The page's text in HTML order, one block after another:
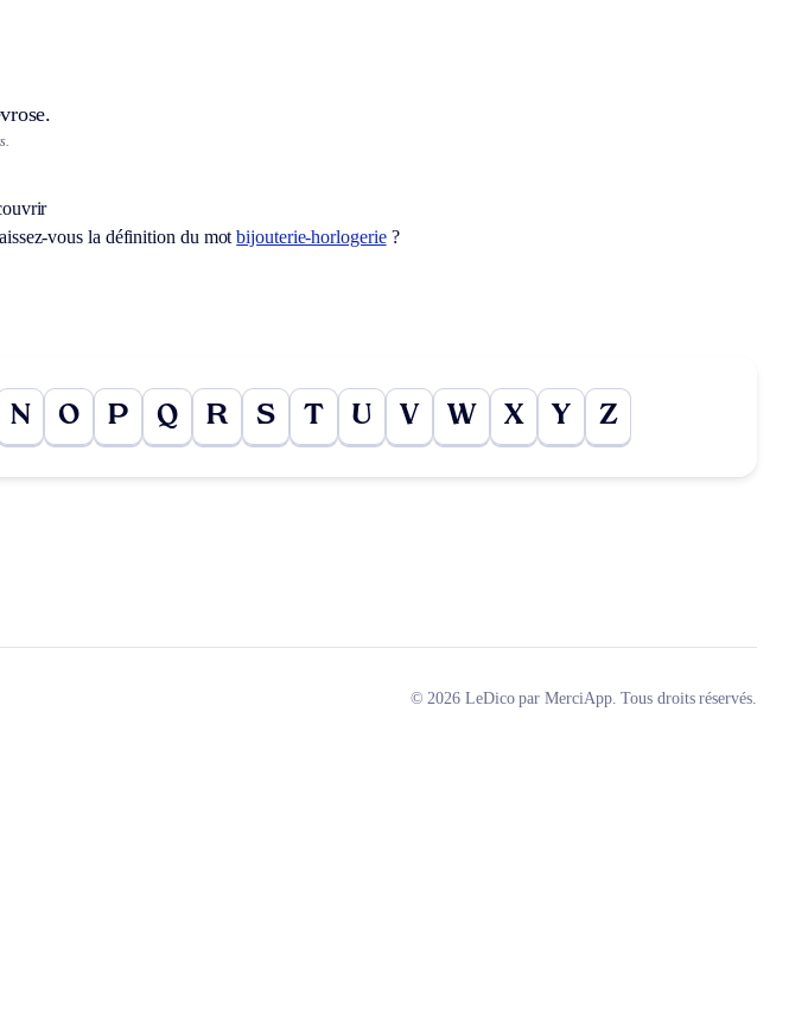
vous la définition du motbijouterie-horlogerie?
N O P Q R S T U V W X Y Z
© 2026 LeDico par MerciApp. Tous droits réservés.